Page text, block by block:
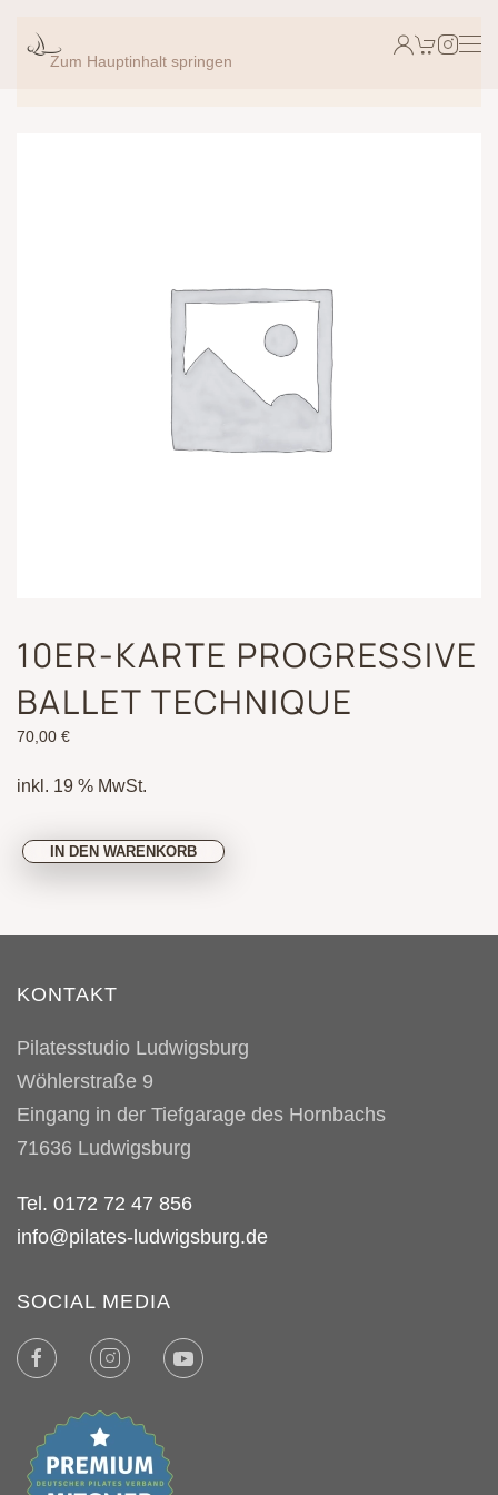
Zum Hauptinhalt springen
10ER-KARTE PROGRESSIVE
BALLET TECHNIQUE
70,00 €
inkl. 19 % MwSt.
10er-
Technique
IN DEN WARENKORB
KONTAKT
Pilatesstudio Ludwigsburg
Wöhlerstraße 9
Eingang in der Tiefgarage des Hornbachs
71636 Ludwigsburg
Tel. 0172 72 47 856
info@pilates-ludwigsburg.de
SOCIAL MEDIA